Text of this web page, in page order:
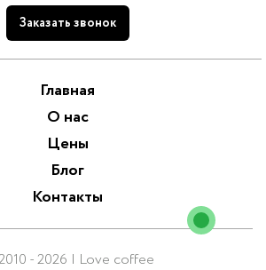
Заказать звонок
Главная
О нас
Цены
Блог
Контакты
- 2026 I Love coffee